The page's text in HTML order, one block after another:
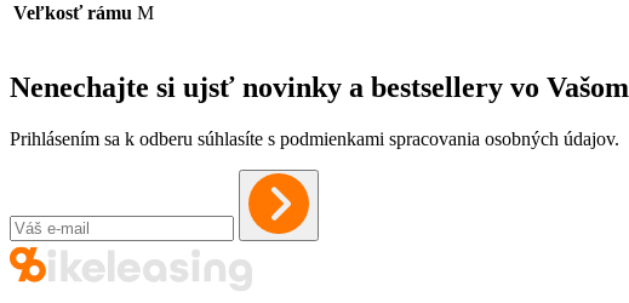
Veľkosť rámu M
Nenechajte si ujsť novinky a bestsellery vo Vašom
Prihlásením sa k odberu súhlasíte s podmienkami spracovania osobných údajov.